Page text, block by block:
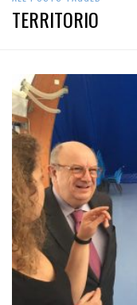
ALL POSTS TAGGED
TERRITORIO